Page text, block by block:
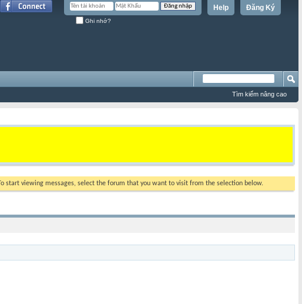
Đăng Ký
Help
Ghi nhớ?
Tìm kiếm nâng cao
start viewing messages, select the forum that you want to visit from the selection below.